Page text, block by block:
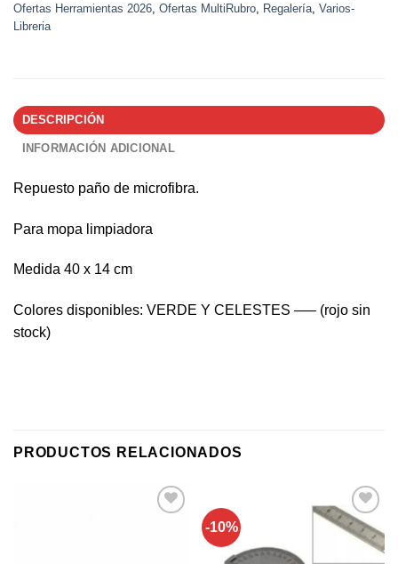
Ofertas Herramientas 2026 Ofertas MultiRubro Regalería Varios-
Libreria
DESCRIPCIÓN
INFORMACIÓN ADICIONAL
Repuesto paño de microfibra.
Para mopa limpiadora
Medida 40 x 14 cm
Colores disponibles: VERDE Y CELESTES —– (rojo sin
stock)
PRODUCTOS RELACIONADOS
-10%